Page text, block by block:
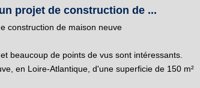
projet de construction de ...
construction de maison neuve
beaucoup de points de vus sont intéressants.
en Loire-Atlantique, d'une superficie de 150 m²